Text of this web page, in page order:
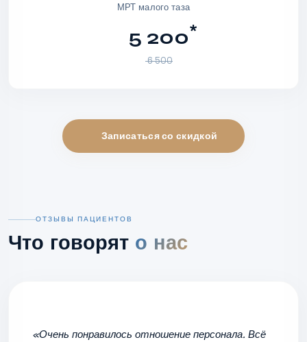
МРТ малого таза
5 200*
6 500
Записаться со скидкой
ОТЗЫВЫ ПАЦИЕНТОВ
Что говорят о нас
«Очень понравилось отношение персонала. Всё